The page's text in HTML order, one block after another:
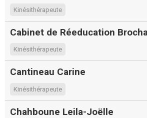
Kinésithérapeute
Cabinet de Réeducation
Kinésithérapeute
Cantineau Carine
Kinésithérapeute
Chahboune Leila-Joëlle